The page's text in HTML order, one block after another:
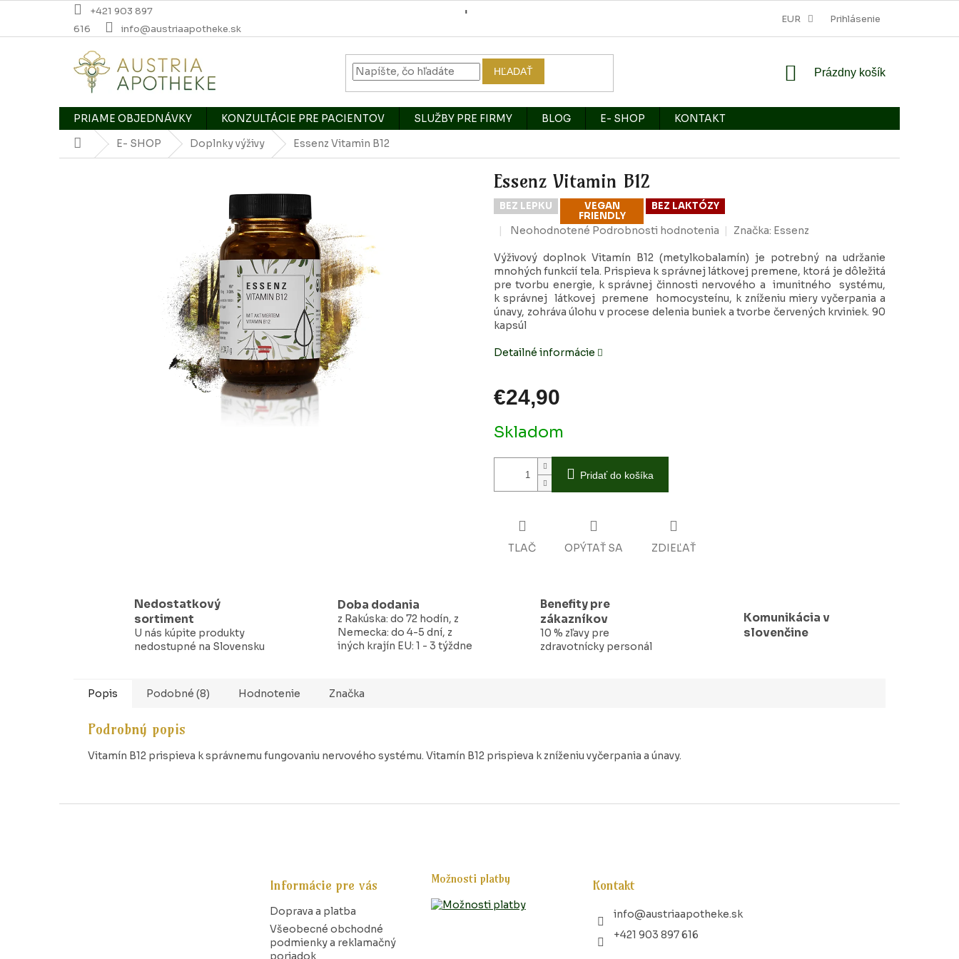
+421 903 897
616
info@austriaapotheke.sk
EUR Prihlásenie
HĽADAŤ
NÁKUPNÝ
Prázdny košík
PRIAME OBJEDNÁVKY KONZULTÁCIE PRE PACIENTOV SLUŽBY PRE FIRMY BLOG E- SHOP
KONTAKT
DomovE- SHOP Doplnky výživy Essenz Vitamin B12
Essenz Vitamin B12
BEZ LEPKU
VEGAN
FRIENDLY
BEZ LAKTÓZY
Priemerné
produktu
je
0,0
z
5
hviezdičiek.
Neohodnotené Podrobnosti hodnotenia Značka: Essenz
Výživový doplnokVitamín B12 (metylkobalamín) je potrebný na udržanie
mnohých funkcií tela. Prispieva k správnej látkovej premene, ktorá je dôležitá
pre tvorbu energie, k správnej činnosti nervového a imunitného systému,
k správnej látkovej premene homocysteínu, k zníženiu miery vyčerpania a
únavy, zohráva úlohu v procese delenia buniek a tvorbe červených krviniek. 90
kapsúl
Detailné informácie
€24,90
cena:
Skladom
Pridať do košíka
TLAČ OPÝTAŤ SA ZDIEĽAŤ
Benefity pre
zákazníkov
10 % zľavy pre
zdravotnícky personál
Doba dodania
z Rakúska: do 72 hodín, z
Nemecka: do 4-5 dní, z
iných krajín EU: 1 - 3 týždne
Komunikácia v
slovenčine
Nedostatkový
sortiment
U nás kúpite produkty
nedostupné na Slovensku
Popis Podobné (8) Hodnotenie Značka
Podrobný popis
Vitamín B12 prispieva k správnemu fungovaniu nervového systému. Vitamín B12 prispieva k zníženiu vyčerpania a únavy.
Informácie pre vás
Doprava a platba
Všeobecné obchodné
podmienky a reklamačný
poriadok
Možnosti platby Kontakt
info@austriaapotheke.sk
+421 903 897 616